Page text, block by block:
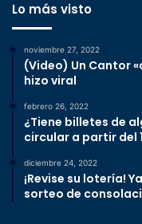
Lo más visto
noviembre 27, 2022
(Video) Un Cantor
hizo viral
febrero 26, 2022
¿Tiene billetes de
circular a partir del
diciembre 24, 2022
¡Revise su lotería!
sorteo de